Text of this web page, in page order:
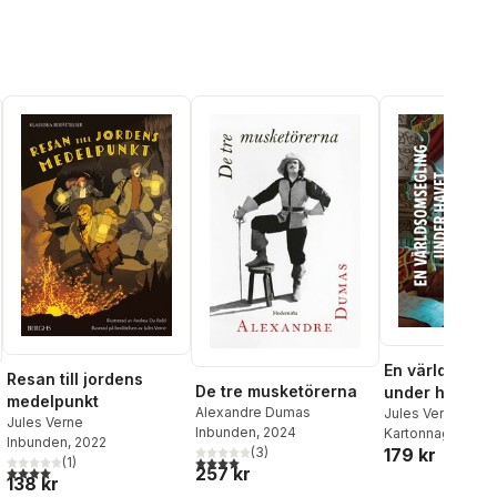
röster:
Resan till jordens
medelpunkt
Jules Verne
Inbunden, 2022
4,0utav 5 stjärnor. Totalt antal röster:
(1)
138 kr
De tre musketörerna
Alexandre Dumas
Inbunden, 2024
4,0utav 5 stjärnor. Totalt antal röster:
(3)
257 kr
En
under havet
Jules Verne
Kartonnage
179 kr